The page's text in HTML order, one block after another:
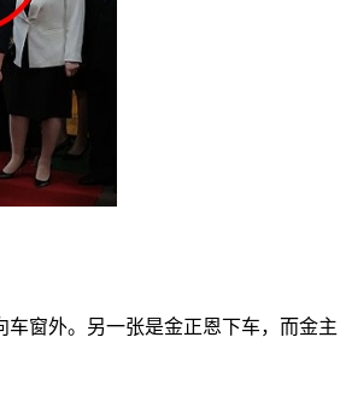
窗外。另一张是金正恩下车，而金主